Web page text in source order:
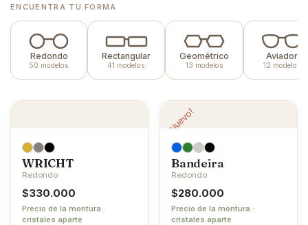
ENCUENTRA TU FORMA
Redondo
50 modelos
Rectangular
41 modelos
Geométrico
13 modelos
Aviador
12 modelos
WRICHT
Redondo
$330.000
Precio de la montura ·
cristales aparte
¡Nuevo!
Bandeira
Redondo
$280.000
Precio de la montura ·
cristales aparte